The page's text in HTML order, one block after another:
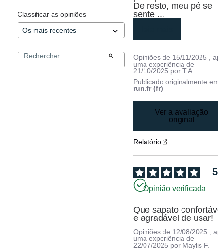
Classificar as opiniões
De resto, meu pé se
sente ...
Opiniões de 15/11/2025
,
uma experiência de
21/10/2025 porT.A.
Publicado originalmente
run.fr (fr)
Ver a avaliação
original
Relatório
5
Opinião verificada
Que sapato
e agradável de usar!
Opiniões de 12/08/2025
,
uma experiência de
22/07/2025 por Maylis F.